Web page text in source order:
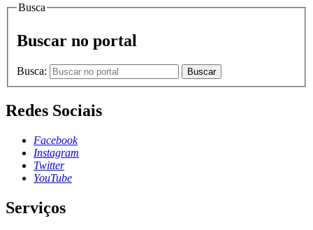
Busca
Buscar no portal
Busca: Buscar
Redes Sociais
Facebook
Instagram
Twitter
YouTube
Serviços